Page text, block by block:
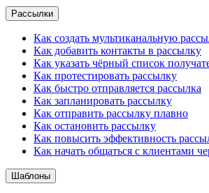
Рассылки
Как создать мультиканальную
Как добавить контакты в рассылку
Как указать чёрный список
Как протестировать рассылку
Как быстро отправляется рассылка
Как запланировать рассылку
Как отправить рассылку плавно
Как остановить рассылку
Как повысить эффективность
Как начать общаться с клиентами
Шаблоны